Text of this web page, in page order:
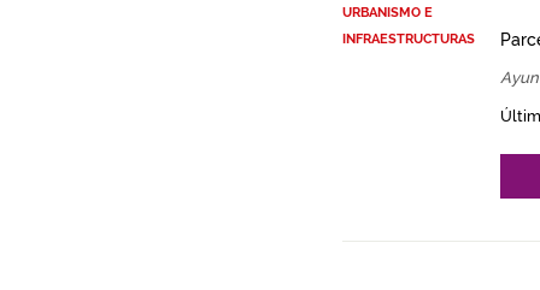
URBANISMO E
INFRAESTRUCTURAS